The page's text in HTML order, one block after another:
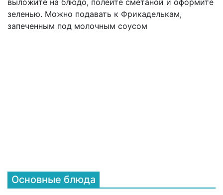
выложите на блюдо, полейте сметаной и оформите
зеленью. Можно подавать к Фрикаделькам,
запеченным под молочным соусом
Основные блюда